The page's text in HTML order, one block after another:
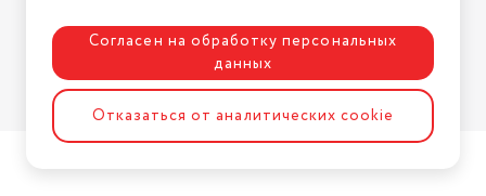
Разработка сайтаASTDESIGN
Согласен на обработку персональных
данных
Отказаться от аналитических cookie